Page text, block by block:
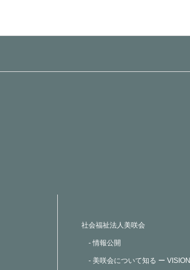
社会福祉法人美咲会
- 情報公開
- 美咲会について知る ー VISION